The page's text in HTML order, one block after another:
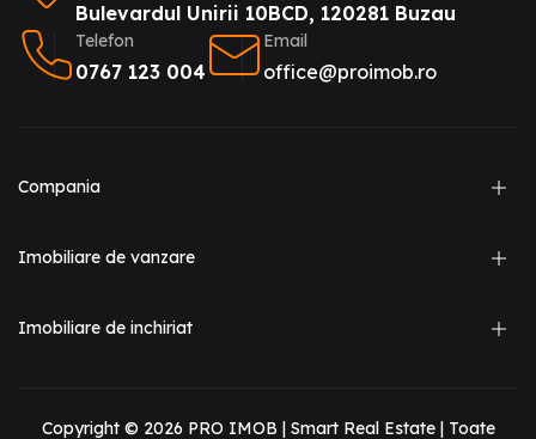
Bulevardul Unirii 10BCD, 120281 Buzau
Telefon
0767 123 004
Email
office@proimob.ro
Compania
Imobiliare de vanzare
Imobiliare de inchiriat
Copyright © 2026 PRO IMOB | Smart Real Estate | Toate